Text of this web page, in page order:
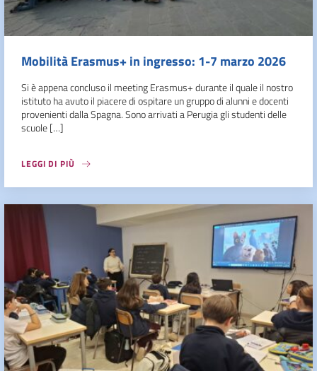
Mobilità Erasmus+ in ingresso: 1-7 marzo 2026
Si è appena concluso il meeting Erasmus+ durante il quale il nostro
istituto ha avuto il piacere di ospitare un gruppo di alunni e docenti
provenienti dalla Spagna. Sono arrivati a Perugia gli studenti delle
scuole […]
LEGGI DI PIÙ